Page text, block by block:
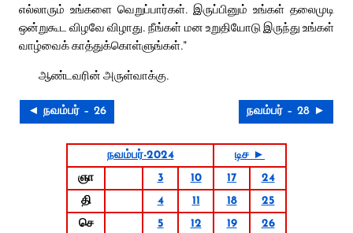
எல்லாரும் உங்களை வெறுப்பார்கள். இருப்பினும் உங்கள் தலைமுடி
ஒன்றுகூட விழவே விழாது. நீங்கள் மன உறுதியோடு இருந்து உங்கள்
வாழ்வைக் காத்துக்கொள்ளுங்கள்.”
ஆண்டவரின் அருள்வாக்கு.
◄ நவம்பர் – 26 நவம்பர் – 28 ►
நவம்பர்-2024
டிச ►
ஞா
3 10 17
24
தி
4 11 18
25
செ
5 12 19
26